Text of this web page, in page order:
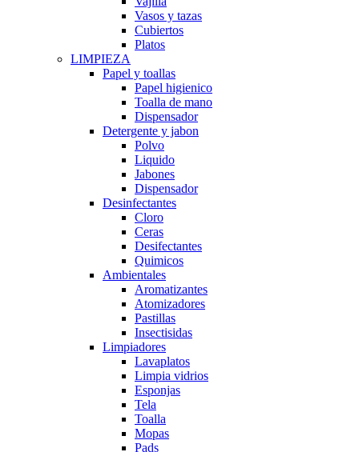
Vasos y tazas
Cubiertos
Platos
LIMPIEZA
Papel y toallas
Papel higienico
Toalla de mano
Dispensador
Detergente y jabon
Polvo
Liquido
Jabones
Dispensador
Desinfectantes
Cloro
Ceras
Desifectantes
Quimicos
Ambientales
Aromatizantes
Atomizadores
Pastillas
Insectisidas
Limpiadores
Lavaplatos
Limpia vidrios
Esponjas
Tela
Toalla
Mopas
Pads